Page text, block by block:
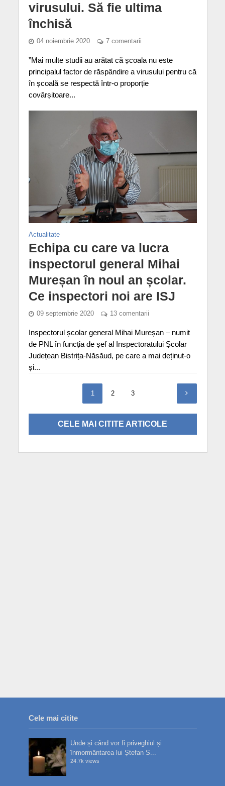
virusului. Să fie ultima
închisă
04 noiembrie 2020 7 comentarii
”Mai multe studii au arătat că școala nu este
principalul factor de răspândire a virusului pentru că
în școală se respectă într-o proporție
covârșitoare...
Actualitate
Echipa cu care va lucra
inspectorul general Mihai
Mureșan în noul an școlar.
Ce inspectori noi are ISJ
09 septembrie 2020 13 comentarii
Inspectorul școlar general Mihai Mureșan – numit
de PNL în funcția de șef al Inspectoratului Școlar
Județean Bistrița-Năsăud, pe care a mai deținut-o
și...
1 2 3
CELE MAI CITITE ARTICOLE
Cele mai citite
Unde și când vor fi priveghiul și
înmormântarea lui Ștefan S...
24.7k views